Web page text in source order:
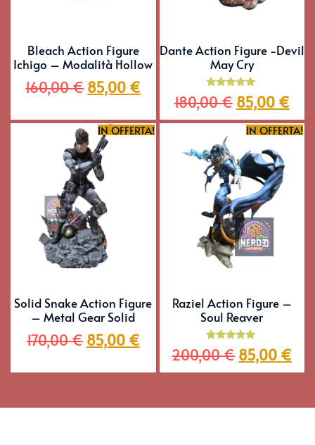
Bleach Action Figure
Ichigo – Modalità Hollow
160,00€ 85,00 €
Dante Action Figure -Devil
May Cry
Valutato
5.00
180,00€ 85,00 €
IN OFFERTA!
Solid Snake Action Figure
– Metal Gear Solid
170,00€ 85,00 €
IN OFFERTA!
Raziel Action Figure –
Soul Reaver
Valutato
5.00
200,00€ 85,00 €